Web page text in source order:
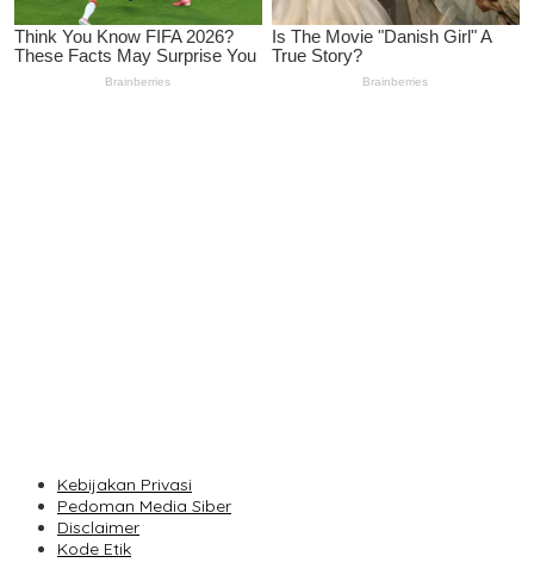
Kebijakan Privasi
Pedoman Media Siber
Disclaimer
Kode Etik